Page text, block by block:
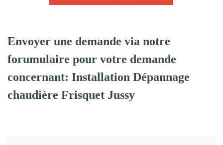
Envoyer une demande via notre
forumulaire pour votre demande
concernant: Installation Dépannage
chaudière Frisquet Jussy